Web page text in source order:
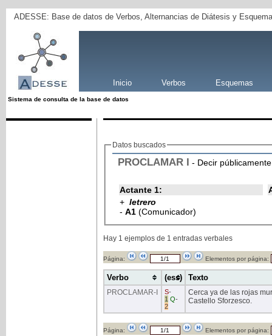
ADESSE: Base de datos de Verbos, Alternancias de Diátesis y
Inicio Verbos Esquemas
Sistema de consulta de la base de datos
Datos buscados
PROCLAMAR I - Decir públicamente
Actante 1:
+ letrero
- A1 (Comunicador)
Hay 1 ejemplos de 1 entradas verbales
Página: Elementos por página:
Verbo (ess) Texto
PROCLAMAR-I S-
1 Q-
2
Cerca ya de las rojas
Castello Sforzesco.
Página: Elementos por página: